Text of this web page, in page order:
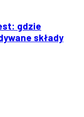
gdzie
składy